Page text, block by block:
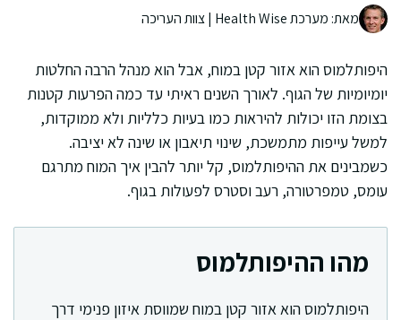
מאת: מערכת Health Wise | צוות העריכה
היפותלמוס הוא אזור קטן במוח, אבל הוא מנהל הרבה החלטות
יומיומיות של הגוף. לאורך השנים ראיתי עד כמה הפרעות קטנות
בצומת הזו יכולות להיראות כמו בעיות כלליות ולא ממוקדות,
למשל עייפות מתמשכת, שינוי תיאבון או שינה לא יציבה.
כשמבינים את ההיפותלמוס, קל יותר להבין איך המוח מתרגם
עומס, טמפרטורה, רעב וסטרס לפעולות בגוף.
מהו ההיפותלמוס
היפותלמוס הוא אזור קטן במוח שמווסת איזון פנימי דרך